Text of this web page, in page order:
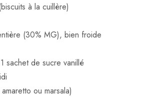
à la cuillère)
(30% MG), bien froide
sachet de sucre vanillé
ou marsala)